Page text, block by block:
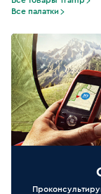
Все палатки